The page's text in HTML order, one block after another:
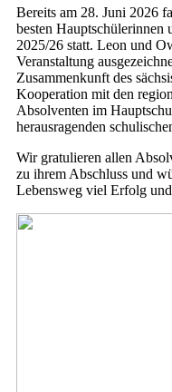
Bereits am 28. Juni 2026
besten Hauptschülerinnen
2025/26 statt. Leon und
Veranstaltung
Zusammenkunft des
Kooperation mit den
Absolventen im
herausragenden
Wir gratulieren allen
zu ihrem Abschluss und
Lebensweg viel Erfolg